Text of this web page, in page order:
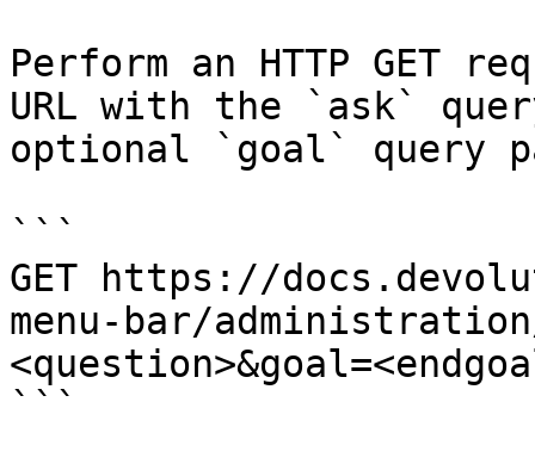
Perform an HTTP GET
URL with the `ask`
optional `goal` query
```
GET https://
menu-bar/administration/
```